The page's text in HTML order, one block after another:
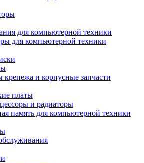
для компьютерной техники
для компьютерной техники
крепежа и корпусные запчасти
платы
и радиаторы
память для компьютерной техники